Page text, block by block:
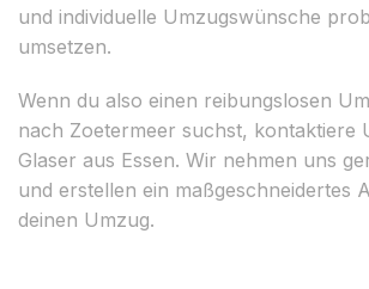
und individuelle Umzugswünsche
umsetzen.
Wenn du also einen reibungslosen
nach Zoetermeer suchst, kontaktiere
Glaser aus Essen. Wir nehmen uns
und erstellen ein maßgeschneidertes
deinen Umzug.